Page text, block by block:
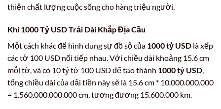
thiện chất lượng cuộc sống cho hàng triệu người.
Khi 1000 Tỷ USDTrải Dài Khắp Địa Cầu
Một cách khác để hình dung sự đồ sộ của 1000 tỷ USD là xếp
các tờ 100 USD nối tiếp nhau. Với chiều dài khoảng 15.6 cm
mỗi tờ, và có 10 tỷ tờ 100 USD để tạo thành 1000 tỷ USD
tổng chiều dài của dải tiền này sẽ là 15.6 cm * 10.000.000.000
= 1.560.000.000.000 cm, tương đương 15.600.000 km.